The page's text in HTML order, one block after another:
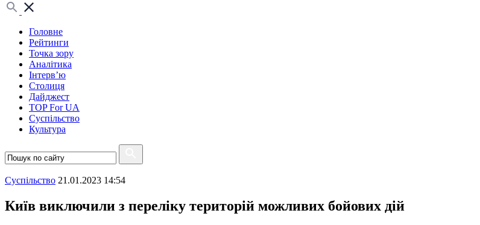
Головне
Рейтинги
Точка зору
Аналітика
Інтерв’ю
Столиця
Дайджест
TOP For UA
Суспiльство
Культура
Суспiльство 21.01.2023 14:54
Київ виключили з переліку територій можливих бойових дій